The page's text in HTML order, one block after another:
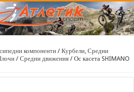
компоненти / Курбели, Средни
/ Средни движения / Ос касета SHIMANO